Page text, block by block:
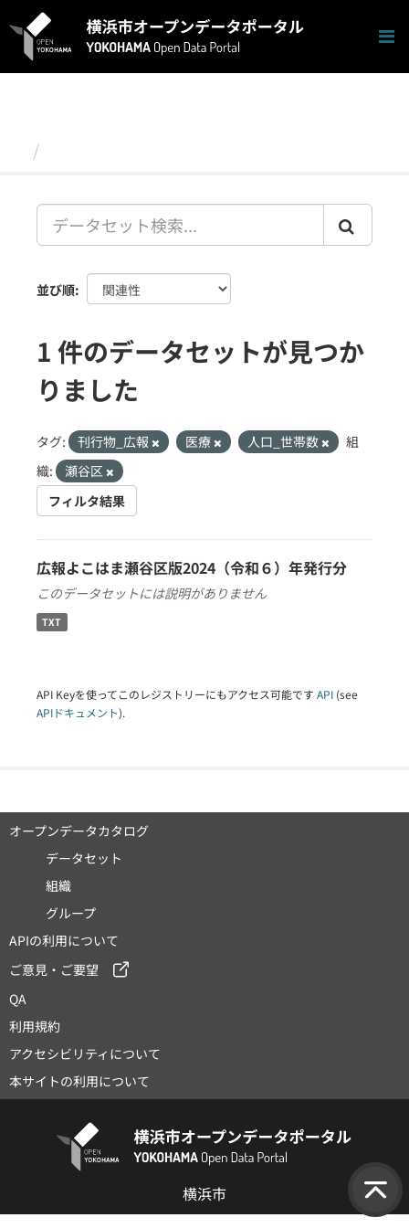
キ
並び順
1 件のデータセットが見つか
りました
タグ: 刊行物_広報 医療 人口_世帯数
組
織:
瀬谷区
フィルタ結果
広報よこはま瀬谷区版2024（令和６）年発行分
このデータセットには説明がありません
TXT
API Keyを使ってこのレジストリーにもアクセス可能です API (see
APIドキュメント).
オープンデータカタログ
データセット
組織
グループ
APIの利用について
ご意見・ご要望
QA
利用規約
アクセシビリティについて
本サイトの利用について
横浜市